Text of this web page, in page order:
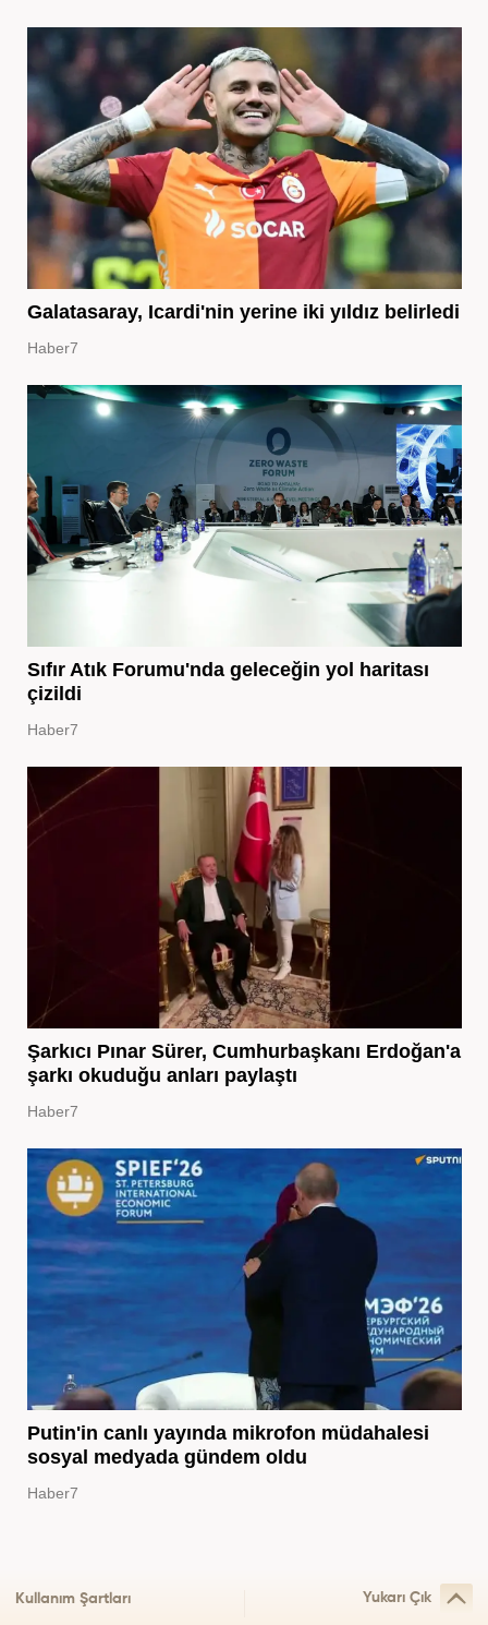
Galatasaray, Icardi'nin yerine iki yıldız belirledi
Haber7
Sıfır Atık Forumu'nda geleceğin yol haritası
çizildi
Haber7
Şarkıcı Pınar Sürer, Cumhurbaşkanı Erdoğan'a
şarkı okuduğu anları paylaştı
Haber7
Putin'in canlı yayında mikrofon müdahalesi
sosyal medyada gündem oldu
Haber7
Kullanım Şartları Yukarı Çık